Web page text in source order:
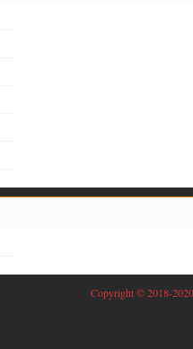
Copyright © 2018-